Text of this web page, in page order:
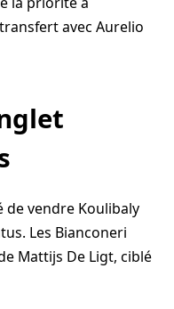
avec Aurelio
de vendre Koulibaly
Les Bianconeri
Mattijs De Ligt, ciblé